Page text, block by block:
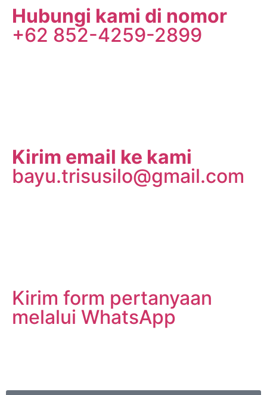
Hubungi kami di nomor
+62 852-4259-2899
Kirim email ke kami
bayu.trisusilo@gmail.com
Kirim form pertanyaan
melalui WhatsApp